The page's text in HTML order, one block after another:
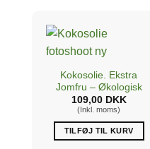
Kokosolie. Ekstra
Jomfru – Økologisk
109,00 DKK
(Inkl. moms)
TILFØJ TIL KURV